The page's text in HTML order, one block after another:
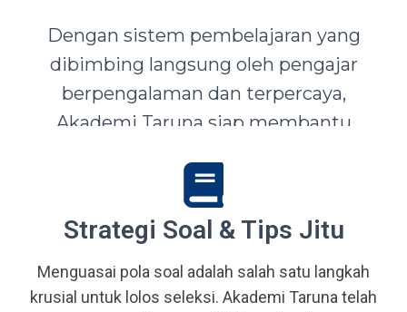
Dengan sistem pembelajaran yang
dibimbing langsung oleh pengajar
berpengalaman dan terpercaya,
Akademi Taruna siap membantu
mewujudkan impian menjadi Taruna,
Abdi Negara, serta prajurit terbaik
bangsa.
Strategi Soal & Tips Jitu
Menguasai pola soal adalah salah satu langkah
krusial untuk lolos seleksi. Akademi Taruna telah